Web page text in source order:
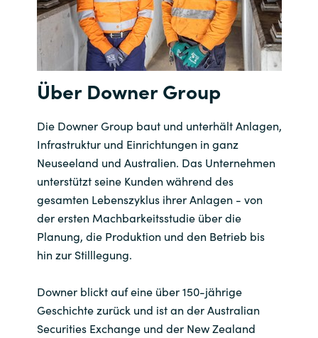
France
Germany
Hungary
Iceland
India
Indonesia
Kingdom of Saudi Arabia
Latvia
Über Downer Group
Die Downer Group baut und unterhält Anlagen,
Infrastruktur und Einrichtungen in ganz
Neuseeland und Australien. Das Unternehmen
unterstützt seine Kunden während des
gesamten Lebenszyklus ihrer Anlagen - von
der ersten Machbarkeitsstudie über die
Planung, die Produktion und den Betrieb bis
hin zur Stilllegung.
Downer blickt auf eine über 150-jährige
Geschichte zurück und ist an der Australian
Securities Exchange und der New Zealand